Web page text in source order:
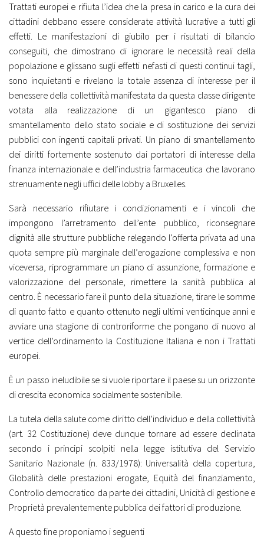
Trattati europei e rifiuta l’idea che la presa in carico e la cura dei
cittadini debbano essere considerate attività lucrative a tutti gli
effetti. Le manifestazioni di giubilo per i risultati di bilancio
conseguiti, che dimostrano di ignorare le necessità reali della
popolazione e glissano sugli effetti nefasti di questi continui tagli,
sono inquietanti e rivelano la totale assenza di interesse per il
benessere della collettività manifestata da questa classe dirigente
votata alla realizzazione di un gigantesco piano di
smantellamento dello stato sociale e di sostituzione dei servizi
pubblici con ingenti capitali privati. Un piano di smantellamento
dei diritti fortemente sostenuto dai portatori di interesse della
finanza internazionale e dell’industria farmaceutica che lavorano
strenuamente negli uffici delle lobby a Bruxelles.
Sarà necessario rifiutare i condizionamenti e i vincoli che
impongono l’arretramento dell’ente pubblico, riconsegnare
dignità alle strutture pubbliche relegando l’offerta privata ad una
quota sempre più marginale dell’erogazione complessiva e non
viceversa, riprogrammare un piano di assunzione, formazione e
valorizzazione del personale, rimettere la sanità pubblica al
centro. È necessario fare il punto della situazione, tirare le somme
di quanto fatto e quanto ottenuto negli ultimi venticinque anni e
avviare una stagione di controriforme che pongano di nuovo al
vertice dell’ordinamento la Costituzione Italiana e non i Trattati
europei.
È un passo ineludibile se si vuole riportare il paese su un orizzonte
di crescita economica socialmente sostenibile.
La tutela della salute come diritto dell’individuo e della collettività
(art. 32 Costituzione) deve dunque tornare ad essere declinata
secondo i principi scolpiti nella legge istitutiva del Servizio
Sanitario Nazionale (n. 833/1978): Universalità della copertura,
Globalità delle prestazioni erogate, Equità del finanziamento,
Controllo democratico da parte dei cittadini, Unicità di gestione e
Proprietà prevalentemente pubblica dei fattori di produzione.
A questo fine proponiamo i seguenti